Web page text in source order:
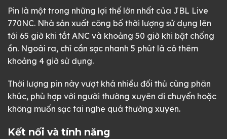
Pin là một trong những lợi thế lớn nhất của JBL Live
770NC. Nhà sản xuất công bố thời lượng sử dụng lên
tới 65 giờ khi tắt ANC và khoảng 50 giờ khi bật chống
ồn. Ngoài ra, chỉ cần sạc nhanh 5 phút là có thêm
khoảng 4 giờ sử dụng.
Thời lượng pin này vượt khá nhiều đối thủ cùng phân
khúc, phù hợp với người thường xuyên di chuyển hoặc
không muốn sạc tai nghe quá thường xuyên.
Kết nối và tính năng